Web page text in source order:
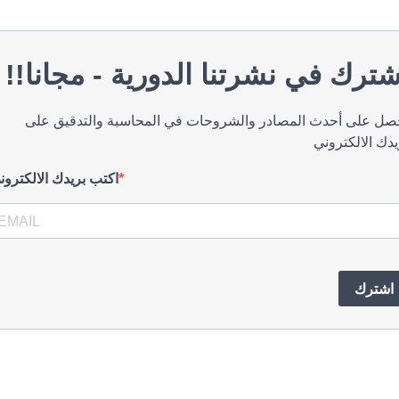
في نشرتنا الدورية - مجانا
على أحدث المصادر والشروحات في المحاسبة والتدقيق على
الالكتروني
اكتب بريدك
اشترك